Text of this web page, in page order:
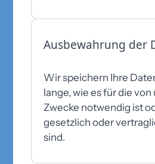
Ausbewahrung der
Wir speichern Ihre
lange, wie es für die
Zwecke notwendig ist
gesetzlich oder
sind.